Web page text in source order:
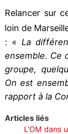
Relancer sur
loin de
: « La
ensemble. Ce
groupe,
On est
rapport à la
Articles liés
L’OM dans